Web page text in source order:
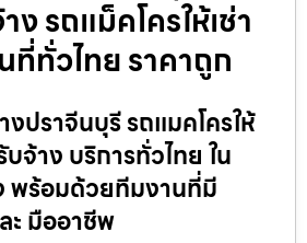
ง รถแม็คโครให้เช่า
ทั่วไทย ราคาถูก
ปราจีนบุรี รถแมคโครให้
บจ้าง บริการทั่วไทย ใน
พร้อมด้วยทีมงานที่มี
ะ มืออาชีพ